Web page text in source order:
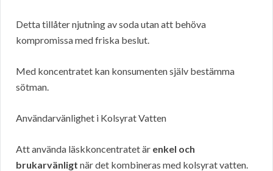
Detta tillåter njutning av soda utan att behöva
kompromissa med friska beslut.
Med koncentratet kan konsumenten själv bestämma
sötman.
Användarvänlighet i Kolsyrat Vatten
Att använda läskkoncentratet är enkel och
brukarvänligt när det kombineras med kolsyrat vatten.